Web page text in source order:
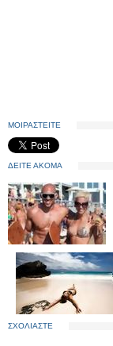
ΜΟΙΡΑΣΤΕΙΤΕ
ΔΕΙΤΕ ΑΚΟΜΑ
ΣΧΟΛΙΑΣΤΕ